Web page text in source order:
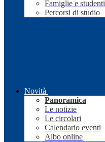
Famiglie e studenti
Percorsi di studio
Novità
Panoramica
Le notizie
Le circolari
Calendario eventi
Albo online